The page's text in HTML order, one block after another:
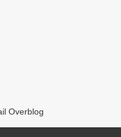
Overblog